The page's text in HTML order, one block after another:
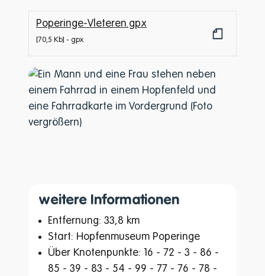
Poperinge-Vleteren.gpx
70,5 Kb gpx
weitere Informationen
Entfernung: 33,8 km
Start: Hopfenmuseum Poperinge
Über Knotenpunkte: 16 - 72 - 3 - 86 -
85 - 39 - 83 - 54 - 99 - 77 - 76 - 78 -